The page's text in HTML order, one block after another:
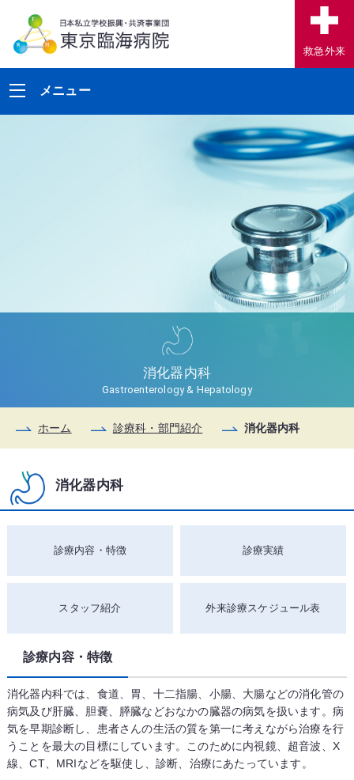
メニュー
救急外来
消化器内科
Gastroenterology & Hepatology
ホーム 診療科・部門紹介 消化器内科
消化器内科
診療内容・特徴 診療実績
スタッフ紹介 外来診療スケジュール表
診療内容・特徴
消化器内科では、食道、胃、十二指腸、小腸、大腸などの消化管の
病気及び肝臓、胆嚢、膵臓などおなかの臓器の病気を扱います。病
気を早期診断し、患者さんの生活の質を第一に考えながら治療を行
うことを最大の目標にしています。このために内視鏡、超音波、X
線、CT、MRIなどを駆使し、診断、治療にあたっています。